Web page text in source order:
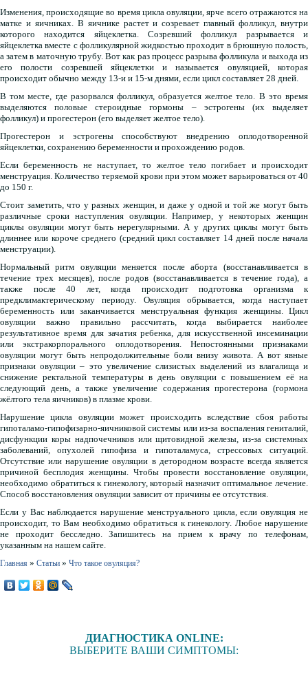
Изменения, происходящие во время цикла овуляции, ярче всего отражаются на
матке и яичниках. В яичнике растет и созревает главный фолликул, внутри
которого находится яйцеклетка. Созревший фолликул разрывается и
яйцеклетка вместе с фолликулярной жидкостью проходит в брюшную полость,
а затем в маточную трубу. Вот как раз процесс разрыва фолликула и выхода из
его полости созревшей яйцеклетки и называется овуляцией, которая
происходит обычно между 13-и и 15-м днями, если цикл составляет 28 дней.
В том месте, где разорвался фолликул, образуется желтое тело. В это время
выделяются половые стероидные гормоны – эстрогены (их выделяет
фолликул) и прогестерон (его выделяет желтое тело).
Прогестерон и эстрогены способствуют внедрению оплодотворенной
яйцеклетки, сохранению беременности и прохождению родов.
Если беременность не наступает, то желтое тело погибает и происходит
менструация. Количество теряемой крови при этом может варьироваться от 40
до 150 г.
Стоит заметить, что у разных женщин, и даже у одной и той же могут быть
различные сроки наступления овуляции. Например, у некоторых женщин
циклы овуляции могут быть нерегулярными. А у других циклы могут быть
длиннее или короче среднего (средний цикл составляет 14 дней после начала
менструации).
Нормальный ритм овуляции меняется после аборта (восстанавливается в
течение трех месяцев), после родов (восстанавливается в течение года), а
также после 40 лет, когда происходит подготовка организма к
предклимактерическому периоду. Овуляция обрывается, когда наступает
беременность или заканчивается менструальная функция женщины. Цикл
овуляции важно правильно рассчитать, когда выбирается наиболее
результативное время для зачатия ребенка, для искусственной инсеминации
или экстракорпорального оплодотворения. Непостоянными признаками
овуляции могут быть непродолжительные боли внизу живота. А вот явные
признаки овуляции – это увеличение слизистых выделений из влагалища и
снижение ректальной температуры в день овуляции с повышением её на
следующий день, а также увеличение содержания прогестерона (гормона
жёлтого тела яичников) в плазме крови.
Нарушение цикла овуляции может происходить вследствие сбоя работы
гипоталамо-гипофизарно-яичниковой системы или из-за воспаления гениталий,
дисфункции коры надпочечников или щитовидной железы, из-за системных
заболеваний, опухолей гипофиза и гипоталамуса, стрессовых ситуаций.
Отсутствие или нарушение овуляции в детородном возрасте всегда является
причиной бесплодия женщины. Чтобы провести восстановление овуляции,
необходимо обратиться к гинекологу, который назначит оптимальное лечение.
Способ восстановления овуляции зависит от причины ее отсутствия.
Если у Вас наблюдается нарушение менструального цикла, если овуляция не
происходит, то Вам необходимо обратиться к гинекологу. Любое нарушение
не проходит бесследно. Запишитесь на прием к врачу по телефонам,
указанным на нашем сайте.
Главная » Статьи » Что такое овуляция?
ДИАГНОСТИКА ONLINE:
ВЫБЕРИТЕ ВАШИ СИМПТОМЫ: